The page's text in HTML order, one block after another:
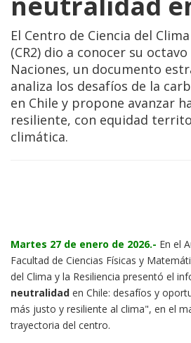
El Centro de Ciencia del
(CR2) dio a conocer su
Naciones, un documento
analiza los desafíos de la
en Chile y propone avanzar
resiliente, con equidad
climática.
Martes 27 de enero de 2026.- En el
Facultad de Ciencias Físicas y
del Clima y la Resiliencia presentó el
neutralidad en Chile: desafíos y
más justo y resiliente al clima", en el
trayectoria del centro.